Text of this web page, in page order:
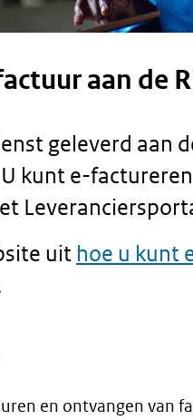
aan de
geleverd aan
kunt e-
uit hoe u kunt
en ontvangen van